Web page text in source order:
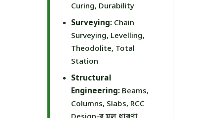
Curing, Durability
Surveying:Chain
Surveying, Levelling,
Theodolite, Total
Station
Structural
Engineering:Beams,
Columns, Slabs, RCC